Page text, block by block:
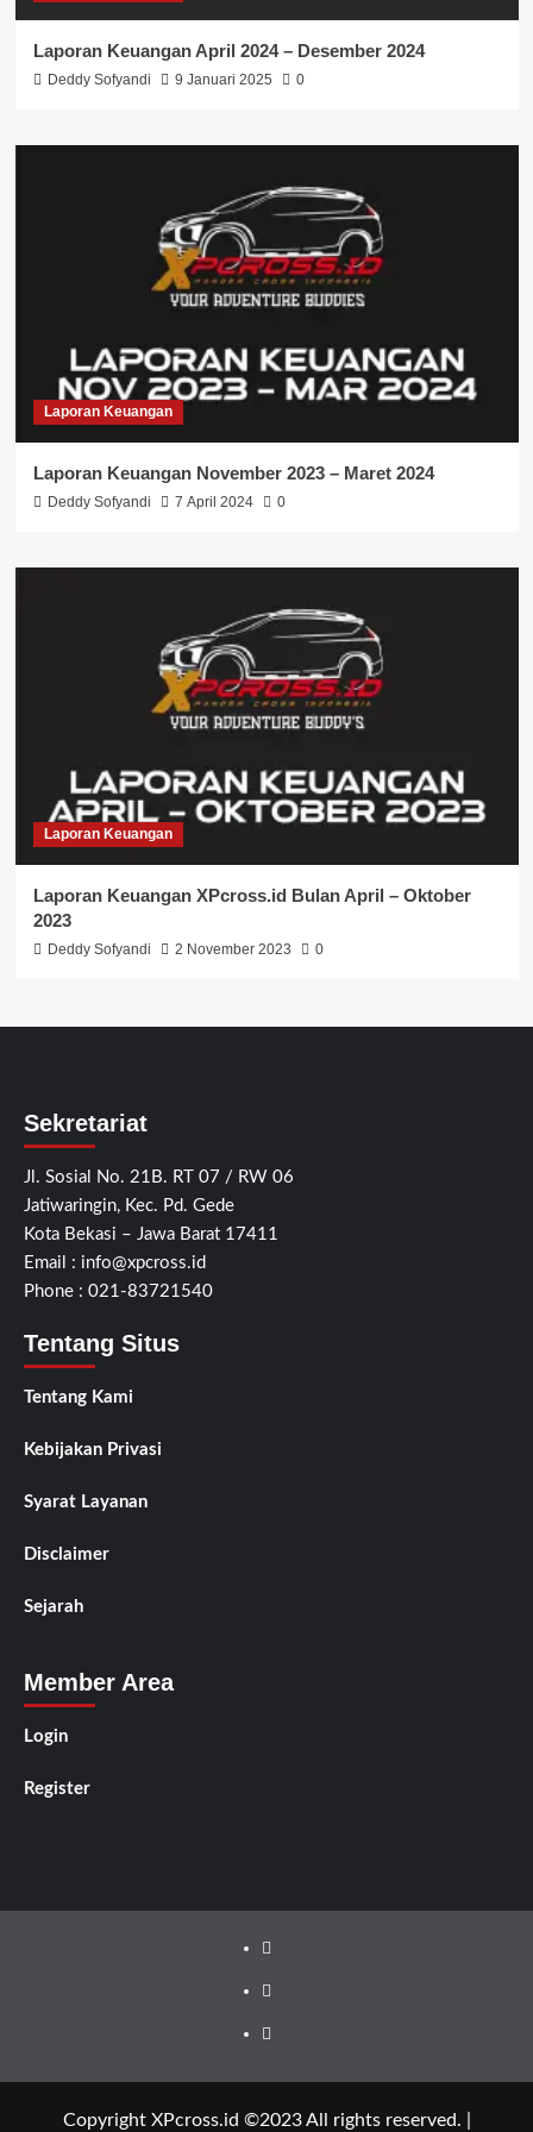
Laporan Keuangan April 2024 – Desember 2024
Deddy Sofyandi 9 Januari 2025 0
Laporan Keuangan
Laporan Keuangan November 2023 – Maret 2024
Deddy Sofyandi 7 April 2024 0
Laporan Keuangan
Laporan Keuangan XPcross.id Bulan April – Oktober
2023
Deddy Sofyandi 2 November 2023 0
Sekretariat
Jl. Sosial No. 21B. RT 07 / RW 06
Jatiwaringin, Kec. Pd. Gede
Kota Bekasi – Jawa Barat 17411
Email : info@xpcross.id
Phone : 021-83721540
Tentang Situs
Tentang Kami
Kebijakan Privasi
Syarat Layanan
Disclaimer
Sejarah
Member Area
Login
Register
Facebook
Instagram
YouTube
Copyright XPcross.id ©2023 All rights reserved.